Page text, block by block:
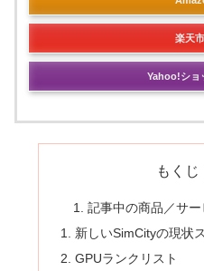
楽天
Yahoo!ショ
もくじ
記事中の商品／サー
新しいSimCityの現状
GPUランクリスト